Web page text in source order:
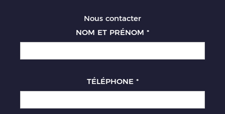
Nous contacter
NOM ET PRÉNOM *
TÉLÉPHONE *